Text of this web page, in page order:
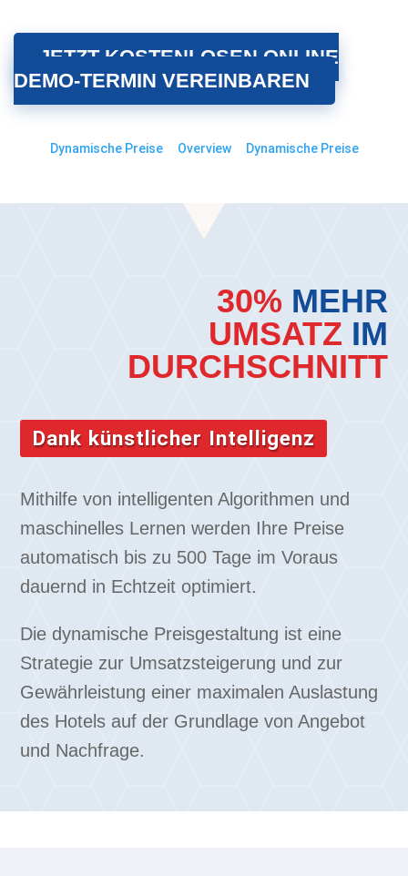
JETZT KOSTENLOSEN ONLINE
DEMO-TERMIN VEREINBAREN
Dynamische Preise Overview Dynamische Preise
30% MEHR
UMSATZ IM
DURCHSCHNITT
Dank künstlicher Intelligenz
Mithilfe von intelligenten Algorithmen und
maschinelles Lernen werden Ihre Preise
automatisch bis zu 500 Tage im Voraus
dauernd in Echtzeit optimiert.
Die dynamische Preisgestaltung ist eine
Strategie zur Umsatzsteigerung und zur
Gewährleistung einer maximalen Auslastung
des Hotels auf der Grundlage von Angebot
und Nachfrage.